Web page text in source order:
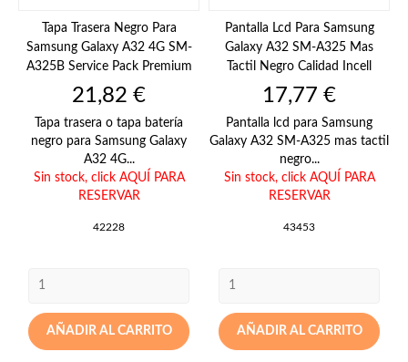
Tapa Trasera Negro Para
Samsung Galaxy A32 4G SM-
A325B Service Pack Premium
Precio
21,82 €
Tapa trasera o tapa batería
negro para Samsung Galaxy
A32 4G...
Sin stock, click AQUÍ PARA
RESERVAR
42228
AÑADIR AL CARRITO
Pantalla Lcd Para Samsung
Galaxy A32 SM-A325 Mas
Tactil Negro Calidad Incell
Precio
17,77 €
Pantalla lcd para Samsung
Galaxy A32 SM-A325 mas tactil
negro...
Sin stock, click AQUÍ PARA
RESERVAR
43453
AÑADIR AL CARRITO